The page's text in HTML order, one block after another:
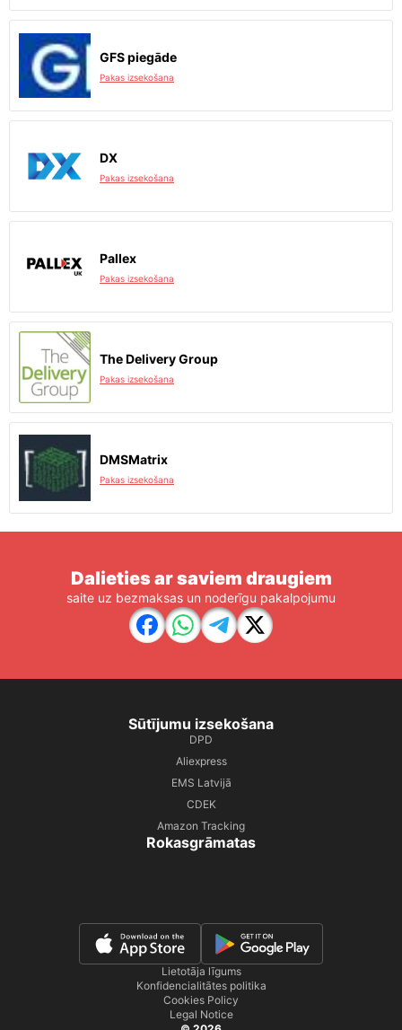
GFS piegāde
Pakas izsekošana
DX
Pakas izsekošana
Pallex
Pakas izsekošana
The Delivery Group
Pakas izsekošana
DMSMatrix
Pakas izsekošana
Dalieties ar saviem draugiem
saite uz bezmaksas un noderīgu pakalpojumu
Sūtījumu izsekošana
DPD
Aliexpress
EMS Latvijā
CDEK
Amazon Tracking
Rokasgrāmatas
Lietotāja līgums
Konfidencialitātes politika
Cookies Policy
Legal Notice